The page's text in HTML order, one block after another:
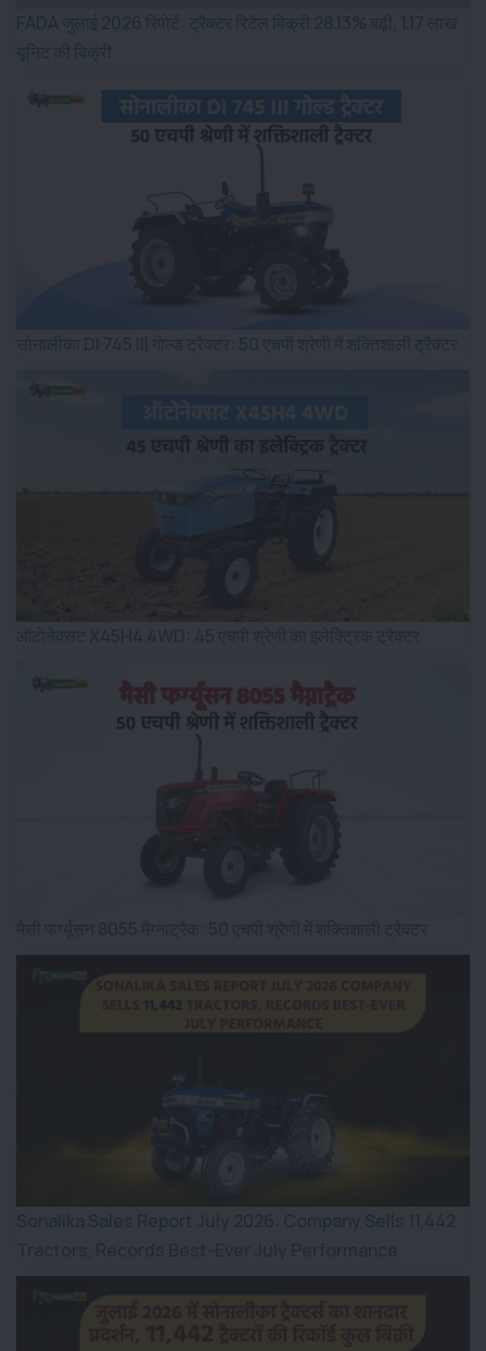
FADA जुलाई 2026 रिपोर्ट: ट्रैक्टर रिटेल बिक्री 28.13% बढ़ी, 1.17 लाख
यूनिट की बिक्री
सोनालीका DI 745 III गोल्ड ट्रैक्टर: 50 एचपी श्रेणी में शक्तिशाली ट्रैक्टर
ऑटोनेक्सट X45H4 4WD: 45 एचपी श्रेणी का इलेक्ट्रिक ट्रैक्टर
मैसी फर्ग्यूसन 8055 मैग्नाट्रैक: 50 एचपी श्रेणी में शक्तिशाली ट्रैक्टर
Sonalika Sales Report July 2026: Company Sells 11,442
Tractors, Records Best-Ever July Performance